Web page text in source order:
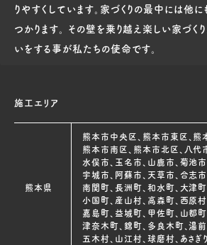
りやすくしています。家づくりの最中には他
つかります。 その壁を乗り越え楽しい家づく
いをする事が私たちの使命です。
施工エリア
熊本県
熊本市中央区、熊本市東区、熊
熊本市南区、熊本市北区、八代
水俣市、玉名市、山鹿市、菊池市
宇城市、阿蘇市、天草市、合志市
南関町、長洲町、和水町、大津町
小国町、産山村、高森町、西原村
嘉島町、益城町、甲佐町、山都町
津奈木町、錦町、多良木町、湯前
五木村、山江村、球磨村、あさぎ